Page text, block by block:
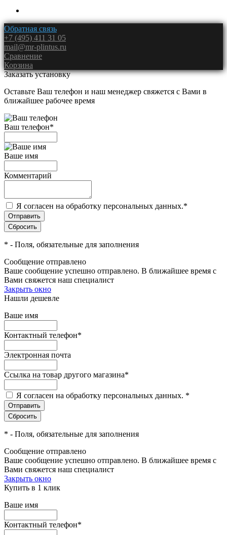
Обратная связь
+7 (495) 411 31 05
mail@mr-plintus.ru
Сравнение
Корзина
Заказать установку
Оставьте Ваш телефон и наш менеджер свяжется с Вами в
ближайшее рабочее время
Ваш телефон*
Ваше имя
Комментарий
Я согласен на обработку персональных данных.*
* - Поля, обязательные для заполнения
Сообщение отправлено
Ваше сообщение успешно отправлено. В ближайшее время с
Вами свяжется наш специалист
Закрыть окно
Нашли дешевле
Ваше имя
Контактный телефон*
Электронная почта
Ссылка на товар другого магазина*
Я согласен на обработку персональных данных. *
* - Поля, обязательные для заполнения
Сообщение отправлено
Ваше сообщение успешно отправлено. В ближайшее время с
Вами свяжется наш специалист
Закрыть окно
Купить в 1 клик
Ваше имя
Контактный телефон*